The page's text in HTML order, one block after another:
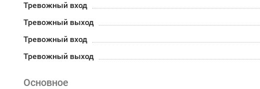
Тревожный вход
Тревожный выход
Тревожный вход
Тревожный выход
Основное